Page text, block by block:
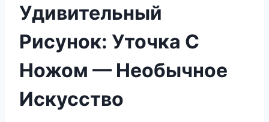
Удивительный
Рисунок: Уточка С
Ножом — Необычное
Искусство